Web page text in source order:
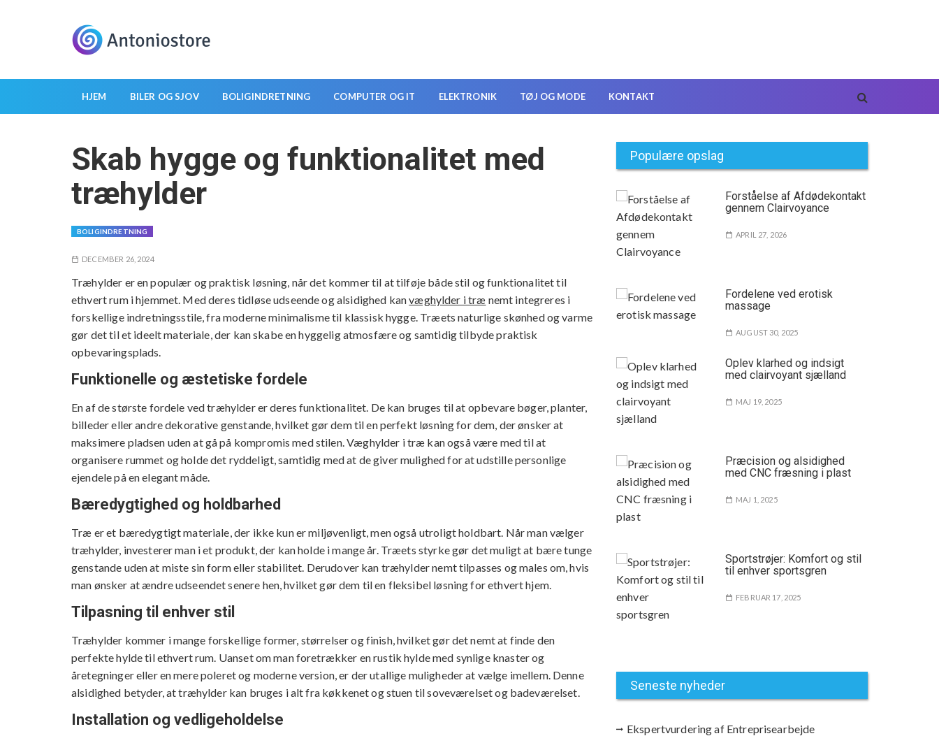
t
c
HJEM BILER OG SJOV BOLIGINDRETNING COMPUTER OG IT ELEKTRONIK TØJ OG MODE KONTAKT
Skab hygge og funktionalitet med
træhylder
BOLIGINDRETNING
DECEMBER 26, 2024
Træhylder er en populær og praktisk løsning, når det kommer til at tilføje både stil og funktionalitet til
ethvert rum i hjemmet. Med deres tidløse udseende og alsidighed kanvæghylder i træ nemt integreres i
forskellige indretningsstile, fra moderne minimalisme til klassisk hygge. Træets naturlige skønhed og varme
gør det til et ideelt materiale, der kan skabe en hyggelig atmosfære og samtidig tilbyde praktisk
opbevaringsplads.
Funktionelle og æstetiske fordele
En af de største fordele ved træhylder er deres funktionalitet. De kan bruges til at opbevare bøger, planter,
billeder eller andre dekorative genstande, hvilket gør dem til en perfekt løsning for dem, der ønsker at
maksimere pladsen uden at gå på kompromis med stilen. Væghylder i træ kan også være med til at
organisere rummet og holde det ryddeligt, samtidig med at de giver mulighed for at udstille personlige
ejendele på en elegant måde.
Bæredygtighed og holdbarhed
Træ er et bæredygtigt materiale, der ikke kun er miljøvenligt, men også utroligt holdbart. Når man vælger
træhylder, investerer man i et produkt, der kan holde i mange år. Træets styrke gør det muligt at bære tunge
genstande uden at miste sin form eller stabilitet. Derudover kan træhylder nemt tilpasses og males om, hvis
man ønsker at ændre udseendet senere hen, hvilket gør dem til en fleksibel løsning for ethvert hjem.
Tilpasning til enhver stil
Træhylder kommer i mange forskellige former, størrelser og finish, hvilket gør det nemt at finde den
perfekte hylde til ethvert rum. Uanset om man foretrækker en rustik hylde med synlige knaster og
åretegninger eller en mere poleret og moderne version, er der utallige muligheder at vælge imellem. Denne
alsidighed betyder, at træhylder kan bruges i alt fra køkkenet og stuen til soveværelset og badeværelset.
Installation og vedligeholdelse
Populære opslag
Forståelse af Afdødekontakt
gennem Clairvoyance
APRIL 27, 2026
Fordelene ved erotisk
massage
AUGUST 30, 2025
Oplev klarhed og indsigt
med clairvoyant sjælland
MAJ 19, 2025
Præcision og alsidighed
med CNC fræsning i plast
MAJ 1, 2025
Sportstrøjer: Komfort og stil
til enhver sportsgren
FEBRUAR 17, 2025
Seneste nyheder
Ekspertvurdering af Entreprisearbejde